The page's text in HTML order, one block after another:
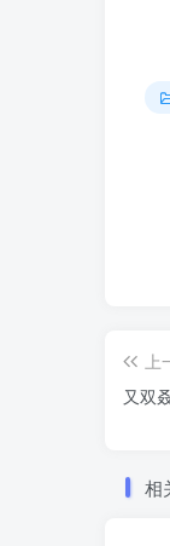
上
又双
相